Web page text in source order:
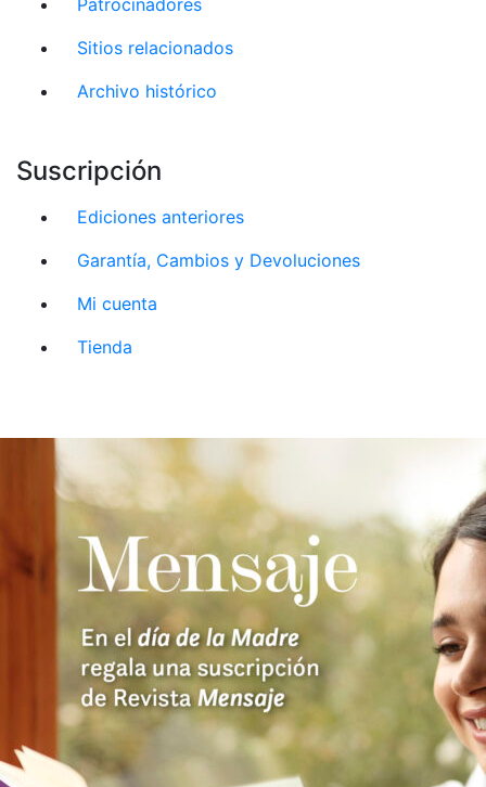
Sitios relacionados
Archivo histórico
Suscripción
Ediciones anteriores
Garantía, Cambios y Devoluciones
Mi cuenta
Tienda